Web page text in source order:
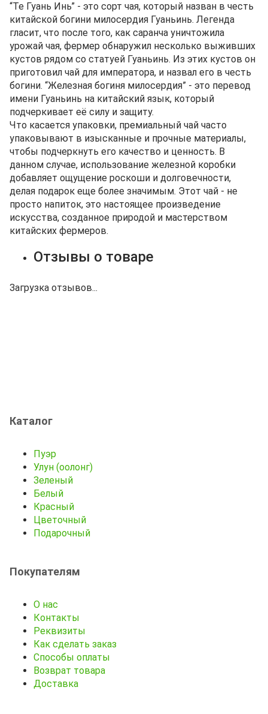
“Те Гуань Инь” - это сорт чая, который назван в честь
китайской богини милосердия Гуаньинь. Легенда
гласит, что после того, как саранча уничтожила
урожай чая, фермер обнаружил несколько выживших
кустов рядом со статуей Гуаньинь. Из этих кустов он
приготовил чай для императора, и назвал его в честь
богини. “Железная богиня милосердия” - это перевод
имени Гуаньинь на китайский язык, который
подчеркивает её силу и защиту.
Что касается упаковки, премиальный чай часто
упаковывают в изысканные и прочные материалы,
чтобы подчеркнуть его качество и ценность. В
данном случае, использование железной коробки
добавляет ощущение роскоши и долговечности,
делая подарок еще более значимым. Этот чай - не
просто напиток, это настоящее произведение
искусства, созданное природой и мастерством
китайских фермеров.
Отзывы о товаре
Загрузка отзывов...
Каталог
Пуэр
Улун (оолонг)
Зеленый
Белый
Красный
Цветочный
Подарочный
Покупателям
О нас
Контакты
Реквизиты
Как сделать заказ
Способы оплаты
Возврат товара
Доставка